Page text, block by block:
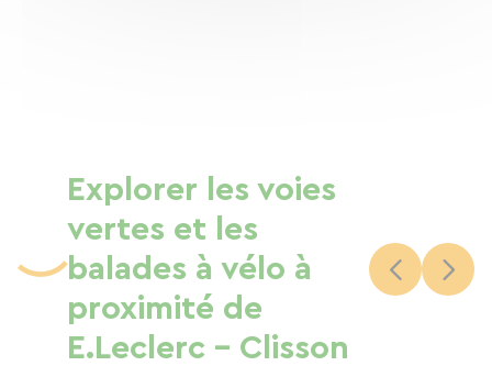
Explorer les voies
vertes et les
balades à vélo à
proximité de
E.Leclerc - Clisson